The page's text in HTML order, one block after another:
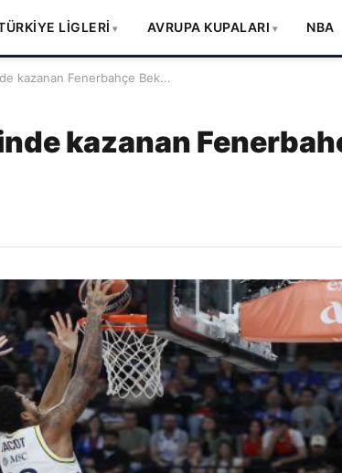
LİGLERİ AVRUPA KUPALARI NBA
kazanan Fenerbahçe Bek...
kazanan